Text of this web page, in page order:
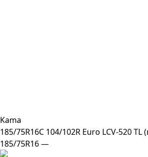
Kama
185/75R16C 104/102R Euro LCV-520 TL
185/75R16 —